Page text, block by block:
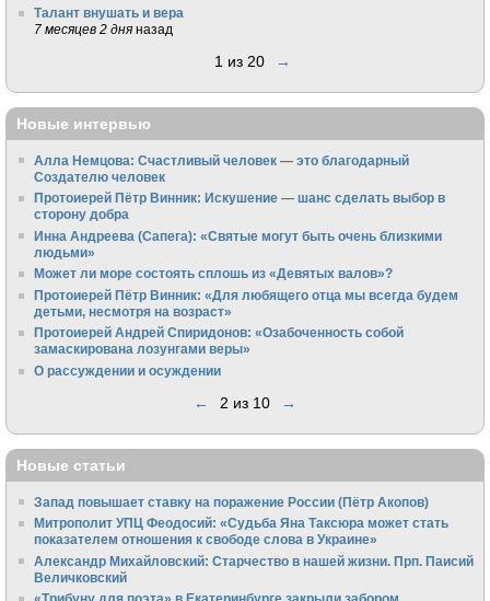
Талант внушать и вера
7 месяцев 2 дня назад
1 из 20 →
Новые интервью
Алла Немцова: Счастливый человек — это благодарный
Создателю человек
Протоиерей Пётр Винник: Искушение — шанс сделать выбор в
сторону добра
Инна Андреева (Сапега): «Святые могут быть очень близкими
людьми»
Может ли море состоять сплошь из «Девятых валов»?
Протоиерей Пётр Винник: «Для любящего отца мы всегда будем
детьми, несмотря на возраст»
Протоиерей Андрей Спиридонов: «Озабоченность собой
замаскирована лозунгами веры»
О рассуждении и осуждении
← 2 из 10 →
Новые статьи
Запад повышает ставку на поражение России (Пётр Акопов)
Митрополит УПЦ Феодосий: «Судьба Яна Таксюра может стать
показателем отношения к свободе слова в Украине»
Алек­сандр Михайловский: Старчество в нашей жизни. Прп. Паисий
Величковский